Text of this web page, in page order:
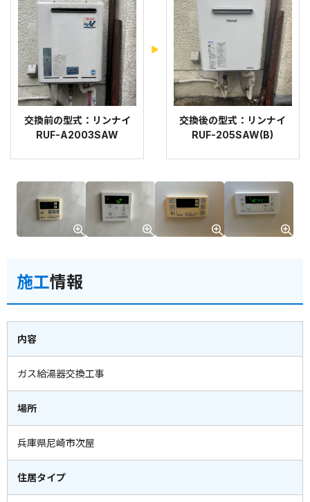
交換前の型式：リンナイ
RUF-A2003SAW
交換後の型式：リンナイ
RUF-205SAW(B)
施工情報
内容
ガス給湯器交換工事
場所
兵庫県尼崎市次屋
住居タイプ